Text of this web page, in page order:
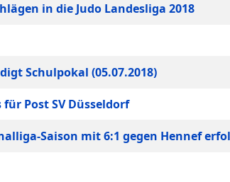
in die Judo Landesliga 2018
Schulpokal (05.07.2018)
Post SV Düsseldorf
Saison mit 6:1 gegen Hennef